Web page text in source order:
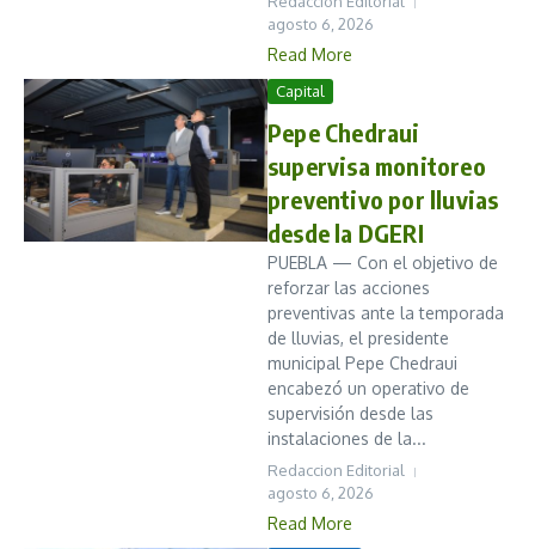
agosto 6, 2026
Read More
Capital
Pepe Chedraui
supervisa monitoreo
preventivo por lluvias
desde la DGERI
PUEBLA — Con el objetivo de
reforzar las acciones
preventivas ante la temporada
de lluvias, el presidente
municipal Pepe Chedraui
encabezó un operativo de
supervisión desde las
instalaciones de la...
Redaccion Editorial
agosto 6, 2026
Read More